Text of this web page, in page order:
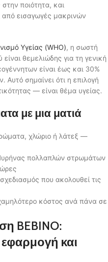
ποιότητα, και
από εισαγωγές μακρινών
Υγείας (WHO), η σωστή
θεμελιώδης για τη γενική
είναι έως και 30%
σημαίνει ότι η επιλογή
— είναι θέμα υγείας.
με μια ματιά
χλώριο ή λάτεξ —
πολλαπλών στρωμάτων
που ακολουθεί τις
κόστος ανά πάνα σε
BEBINO:
και